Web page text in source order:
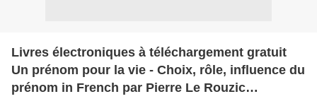
Livres électroniques à téléchargement gratuit
Un prénom pour la vie - Choix, rôle, influence du
prénom in French par Pierre Le Rouzic